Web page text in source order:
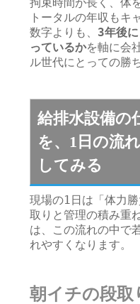
トータルの年収もキ
数字よりも、 3年後
っているかを軸に会
ル世代にとっての勝
給排水設備の
を、1日の流
してみる
現場の1日は「体力
取りと管理の積み重
は、この流れの中で
れやすくなります。
朝イチの段取